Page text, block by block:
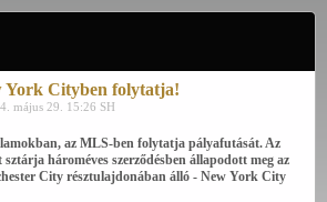
York Cityben folytatja!
május 29. 15:26 SH
az MLS-ben folytatja pályafutását. Az
hároméves szerződésben állapodott meg az
City résztulajdonában álló - New York City